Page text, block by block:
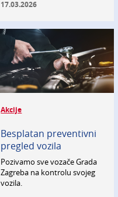
17.03.2026
Akcije
Besplatan preventivni
pregled vozila
Pozivamo sve vozače Grada
Zagreba na kontrolu svojeg
vozila.